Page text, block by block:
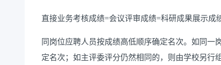
直接业务考核成绩=会议评审成绩=科研成果展示成
同岗位应聘人员按成绩高低顺序确定名次。如同
定名次；如主评委评分仍然相同的，则由学校另行